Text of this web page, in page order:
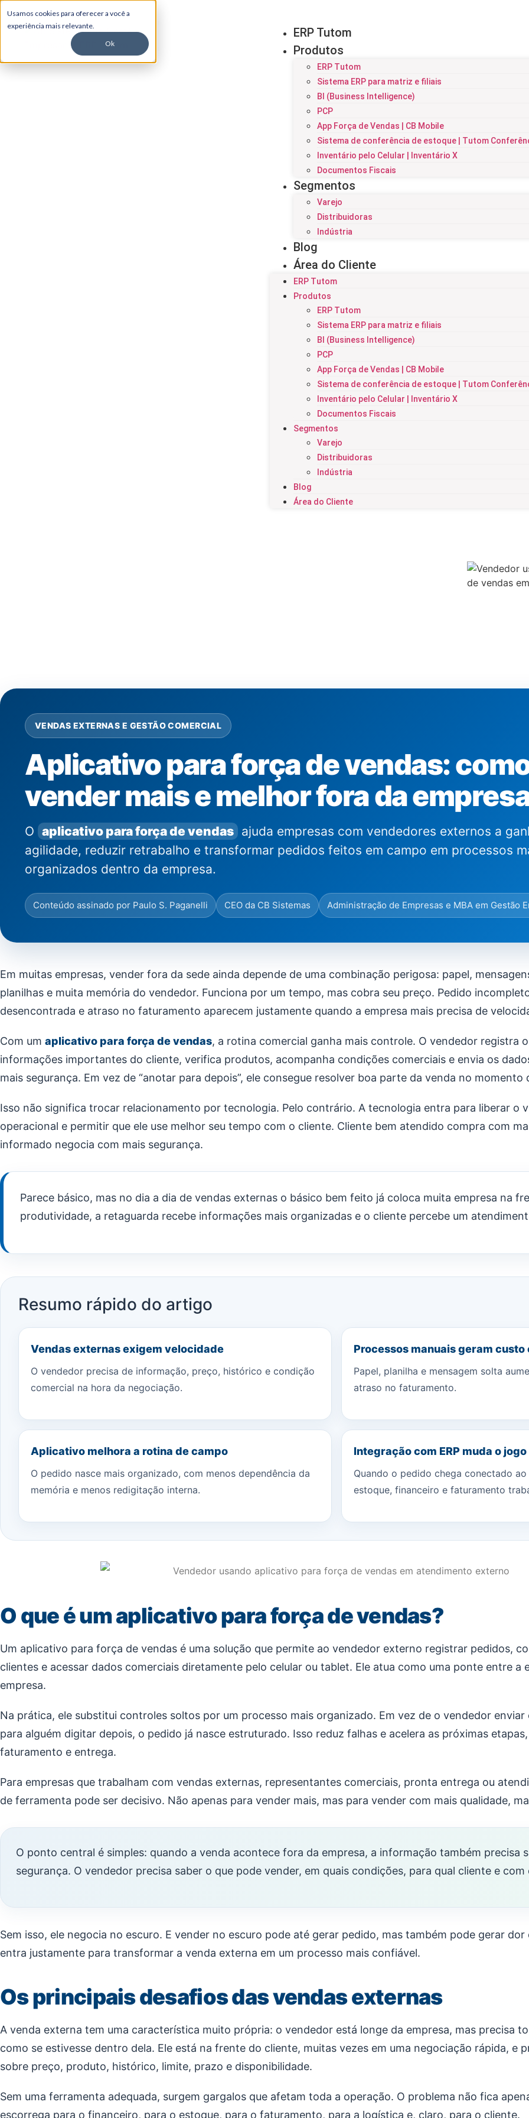
Usamos cookies para oferecer a você a
experiência mais relevante.
Ok
ERP Tutom
Produtos
ERP Tutom
Sistema ERP para matriz e filiais
BI (Business Intelligence)
PCP
App Força de Vendas | CB Mobile
Sistema de conferência de estoque | Tutom
Inventário pelo Celular | Inventário X
Documentos Fiscais
Segmentos
Varejo
Distribuidoras
Indústria
Blog
Área do Cliente
ERP Tutom
Produtos
ERP Tutom
Sistema ERP para matriz e filiais
BI (Business Intelligence)
PCP
App Força de Vendas | CB Mobile
Sistema de conferência de estoque | Tutom
Inventário pelo Celular | Inventário X
Documentos Fiscais
Segmentos
Varejo
Distribuidoras
Indústria
Blog
Área do Cliente
VENDAS EXTERNAS E GESTÃO COMERCIAL
Aplicativo para força de vendas:
vender mais e melhor fora da
O aplicativo para força de vendas ajuda empresas com vendedores externos a
agilidade, reduzir retrabalho e transformar pedidos feitos em campo em processos
organizados dentro da empresa.
Conteúdo assinado por Paulo S. Paganelli CEO da CB Sistemas Administração de Empresas e MBA em Gestão
Em muitas empresas, vender fora da sede ainda depende de uma combinação perigosa: papel,
planilhas e muita memória do vendedor. Funciona por um tempo, mas cobra seu preço. Pedido
desencontrada e atraso no faturamento aparecem justamente quando a empresa mais precisa de
Com um aplicativo para força de vendas, a rotina comercial ganha mais controle. O vendedor registra
informações importantes do cliente, verifica produtos, acompanha condições comerciais e envia os
mais segurança. Em vez de “anotar para depois”, ele consegue resolver boa parte da venda no
Isso não significa trocar relacionamento por tecnologia. Pelo contrário. A tecnologia entra para liberar o
operacional e permitir que ele use melhor seu tempo com o cliente. Cliente bem atendido compra com
informado negocia com mais segurança.
Parece básico, mas no dia a dia de vendas externas o básico bem feito já coloca muita empresa na
produtividade, a retaguarda recebe informações mais organizadas e o cliente percebe um
Resumo rápido do artigo
Vendas externas exigem velocidade
O vendedor precisa de informação, preço, histórico e condição
comercial na hora da negociação.
Processos manuais geram custo
Papel, planilha e mensagem solta
atraso no faturamento.
Aplicativo melhora a rotina de campo
O pedido nasce mais organizado, com menos dependência da
memória e menos redigitação interna.
Integração com ERP muda o jogo
Quando o pedido chega conectado ao
estoque, financeiro e faturamento
O que é um aplicativo para força de vendas?
Um aplicativo para força de vendas é uma solução que permite ao vendedor externo registrar pedidos,
clientes e acessar dados comerciais diretamente pelo celular ou tablet. Ele atua como uma ponte entre a
empresa.
Na prática, ele substitui controles soltos por um processo mais organizado. Em vez de o vendedor
para alguém digitar depois, o pedido já nasce estruturado. Isso reduz falhas e acelera as próximas
faturamento e entrega.
Para empresas que trabalham com vendas externas, representantes comerciais, pronta entrega ou
de ferramenta pode ser decisivo. Não apenas para vender mais, mas para vender com mais qualidade,
O ponto central é simples: quando a venda acontece fora da empresa, a informação também precisa
segurança. O vendedor precisa saber o que pode vender, em quais condições, para qual cliente e com
Sem isso, ele negocia no escuro. E vender no escuro pode até gerar pedido, mas também pode gerar
entra justamente para transformar a venda externa em um processo mais confiável.
Os principais desafios das vendas externas
A venda externa tem uma característica muito própria: o vendedor está longe da empresa, mas precisa
como se estivesse dentro dela. Ele está na frente do cliente, muitas vezes em uma negociação rápida, e
sobre preço, produto, histórico, limite, prazo e disponibilidade.
Sem uma ferramenta adequada, surgem gargalos que afetam toda a operação. O problema não fica
escorrega para o financeiro, para o estoque, para o faturamento, para a logística e, claro, para o cliente.